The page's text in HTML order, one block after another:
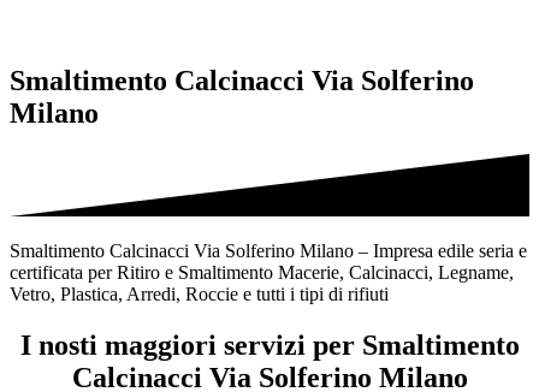
Legname,
Vetro,
Plastica,
tipi
di
rifiuti
Smaltimento Calcinacci Via Solferino
Milano
Smaltimento Calcinacci Via Solferino Milano – Impresa edile seria e
certificata per Ritiro e Smaltimento Macerie, Calcinacci, Legname,
Vetro, Plastica, Arredi, Roccie e tutti i tipi di rifiuti
I nosti maggiori servizi per Smaltimento
Calcinacci Via Solferino Milano